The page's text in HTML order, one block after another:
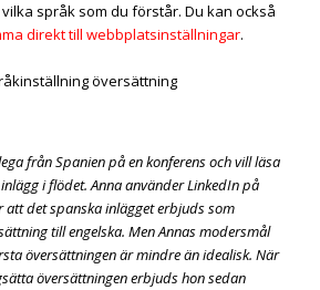
språk som du förstår. Du kan också
direkt till webbplatsinställningar.
från Spanien på en konferens och vill läsa
i flödet. Anna använder LinkedIn på
att det spanska inlägget erbjuds som
till engelska. Men Annas modersmål
översättningen är mindre än idealisk. När
översättningen erbjuds hon sedan